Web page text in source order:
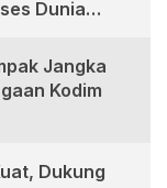
Dunia
Jangka
Kodim
Dukung